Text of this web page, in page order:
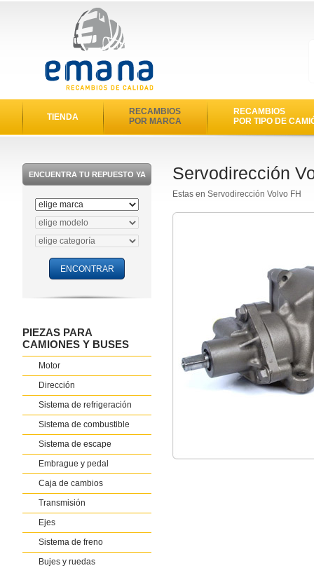
TIENDA
RECAMBIOS
POR MARCA
RECAMBIOS
POR TIPO DE
ENCUENTRA TU REPUESTO YA
PIEZAS PARA
CAMIONES Y BUSES
Motor
Dirección
Sistema de refrigeración
Sistema de combustible
Sistema de escape
Embrague y pedal
Caja de cambios
Transmisión
Ejes
Sistema de freno
Bujes y ruedas
Servodirección
Estas en Servodirección Volvo FH